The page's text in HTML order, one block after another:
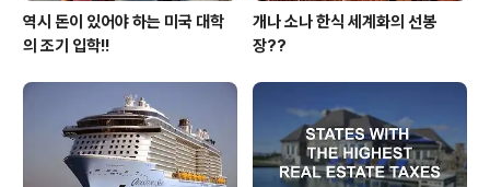
역시 돈이 있어야 하는 미국 대학
의 조기 입학!!
개나 소나 한식 세계화의 선봉
장??